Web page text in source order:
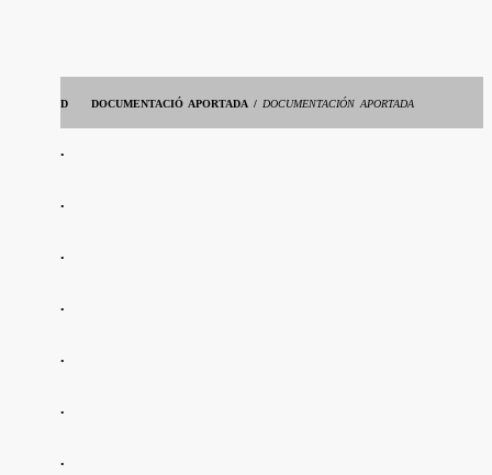
D DOCUMENTACIÓ APORTADA / DOCUMENTACIÓN APORTADA
•
•
•
•
•
•
•